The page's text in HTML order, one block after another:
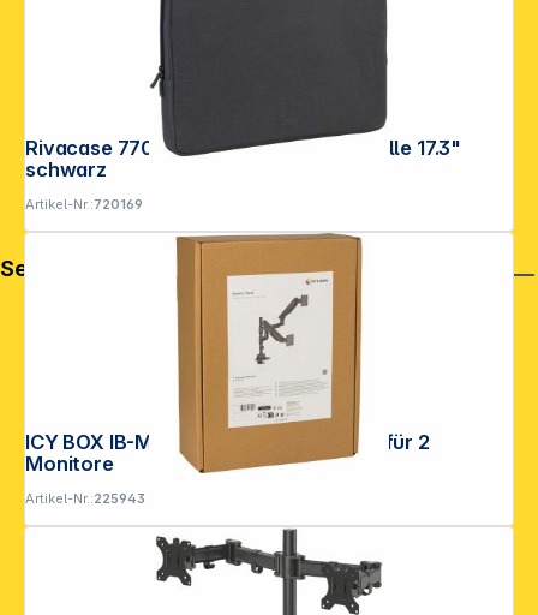
Rivacase 7707 Suzuka ECO Laptop Hülle 17.3"
schwarz
Artikel-Nr.:720169
ICY BOX IB-MS702-T Monitorständer für 2
Monitore
Artikel-Nr.:225943
Service